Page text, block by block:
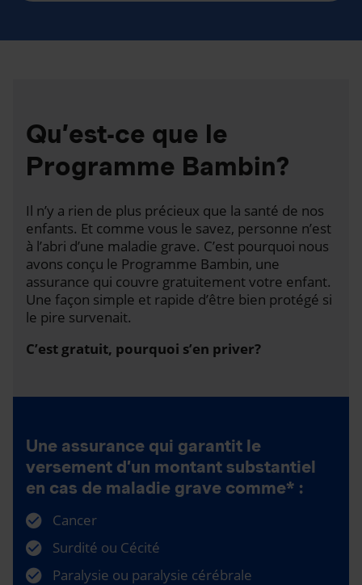
Qu’est-ce que le
Programme Bambin?
Il n’y a rien de plus précieux que la santé de nos
enfants. Et comme vous le savez, personne n’est
à l’abri d’une maladie grave. C’est pourquoi nous
avons conçu le Programme Bambin, une
assurance qui couvre gratuitement votre enfant.
Une façon simple et rapide d’être bien protégé si
le pire survenait.
C’est gratuit, pourquoi s’en priver?
Une assurance qui garantit le
versement d’un montant substantiel
en cas de maladie grave comme* :
Cancer
Surdité ou Cécité
Paralysie ou paralysie cérébrale